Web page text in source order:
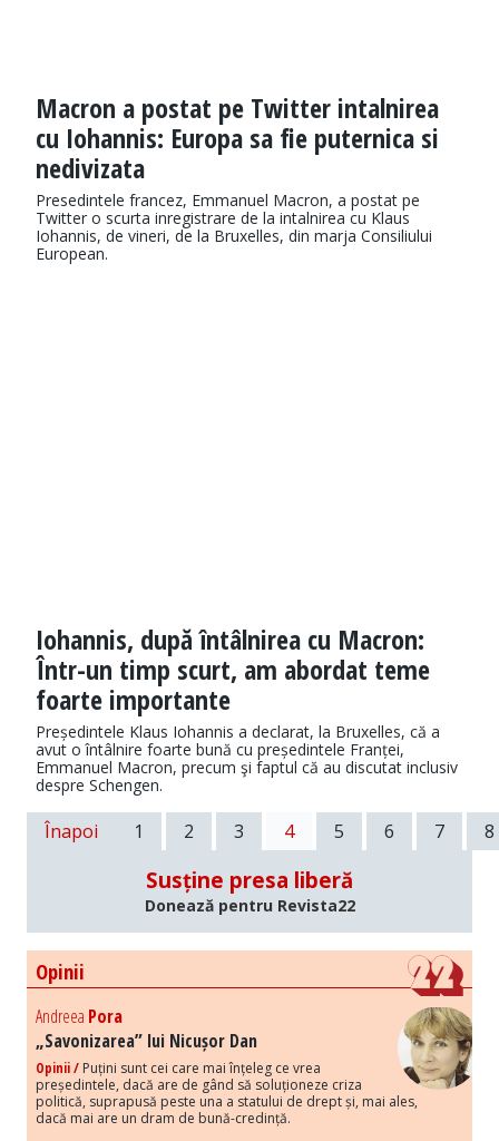
Macron a postat pe Twitter intalnirea
cu Iohannis: Europa sa fie puternica si
nedivizata
Presedintele francez, Emmanuel Macron, a postat pe
Twitter o scurta inregistrare de la intalnirea cu Klaus
Iohannis, de vineri, de la Bruxelles, din marja Consiliului
European.
Iohannis, după întâlnirea cu Macron:
Într-un timp scurt, am abordat teme
foarte importante
Președintele Klaus Iohannis a declarat, la Bruxelles, că a
avut o întâlnire foarte bună cu președintele Franței,
Emmanuel Macron, precum şi faptul că au discutat inclusiv
despre Schengen.
Înapoi 1 2 3 4 5 6 7 8
Susține presa liberă
Donează pentru Revista22
Opinii
Andreea Pora
„Savonizarea” lui Nicușor Dan
Opinii / Puțini sunt cei care mai înțeleg ce vrea
președintele, dacă are de gând să soluționeze criza
politică, suprapusă peste una a statului de drept și, mai ales,
dacă mai are un dram de bună-credință.